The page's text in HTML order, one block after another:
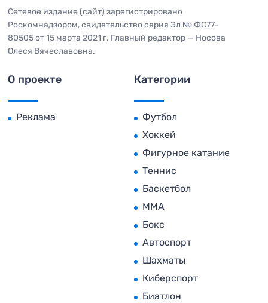
Сетевое издание (сайт) зарегистрировано
Роскомнадзором, свидетельство серия Эл № ФС77-
80505 от 15 марта 2021 г. Главный редактор — Носова
Олеся Вячеславовна.
О проекте
Реклама
Категории
Футбол
Хоккей
Фигурное катание
Теннис
Баскетбол
MMA
Бокс
Автоспорт
Шахматы
Киберспорт
Биатлон